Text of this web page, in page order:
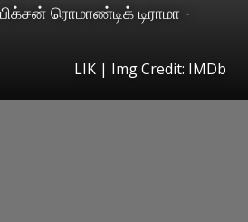
ரொமாண்டிக் டிராமா -
LIK | Img Credit: IMDb